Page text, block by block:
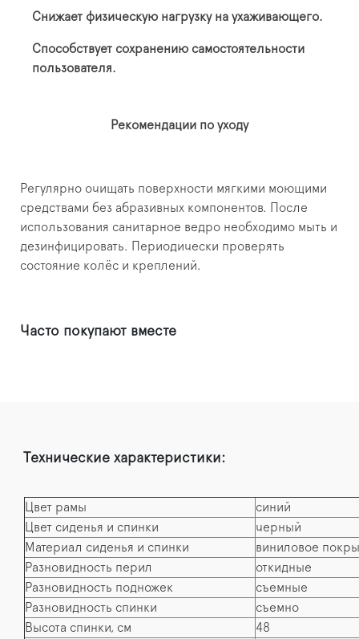
Снижает физическую нагрузку на ухаживающего.
Способствует сохранению самостоятельности
пользователя.
Рекомендации по уходу
Регулярно очищать поверхности мягкими моющими
средствами без абразивных компонентов. После
использования санитарное ведро необходимо мыть и
дезинфицировать. Периодически проверять
состояние колёс и креплений.
Часто покупают вместе
Технические характеристики:
Цвет рамы
синий
Цвет сиденья и спинки
черный
Материал сиденья и спинки
виниловое
Разновидность перил
откидные
Разновидность подножек
съемные
Разновидность спинки
съемно
Высота спинки, см
48